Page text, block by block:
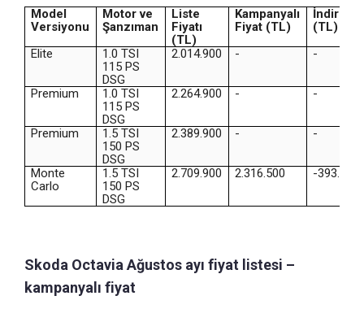
Model
Versiyonu
Motor ve
Şanzıman
Liste
Fiyatı
(TL)
Kampanyalı
Fiyat (TL)
İndirim
(TL)
Elite
1.0 TSI
115 PS
DSG
2.014.900 - -
Premium
1.0 TSI
115 PS
DSG
2.264.900 - -
Premium
1.5 TSI
150 PS
DSG
2.389.900 - -
Monte
Carlo
1.5 TSI
150 PS
DSG
2.709.900 2.316.500 -393.400
Skoda Octavia Ağustos ayı fiyat listesi –
kampanyalı fiyat